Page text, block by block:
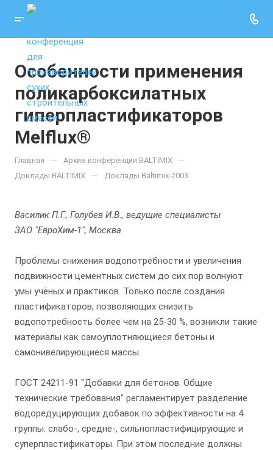
Особенности применения
поликарбоксилатных
гиперпластификаторов
Melflux®
Главная — Архив конференции BALTIMIX —
Доклады BALTIMIX — Доклады Baltimix-2003
Василик П.Г., Голубев И.В., ведущие специалисты
ЗАО "ЕвроХим-1", Москва
Проблемы снижения водопотребности и увеличения
подвижности цементных систем до сих пор волнуют
умы учёных и практиков. Только после создания
пластификаторов, позволяющих снизить
водопотребность более чем на 25-30 %, возникли такие
материалы как самоуплотняющиеся бетоны и
самонивелирующиеся массы.
ГОСТ 24211-91 "Добавки для бетонов. Общие
технические требования" регламентирует разделение
водоредуцирующих добавок по эффективности на 4
группы: слабо-, средне-, сильнопластифицирующие и
суперпластификаторы. При этом последние должны